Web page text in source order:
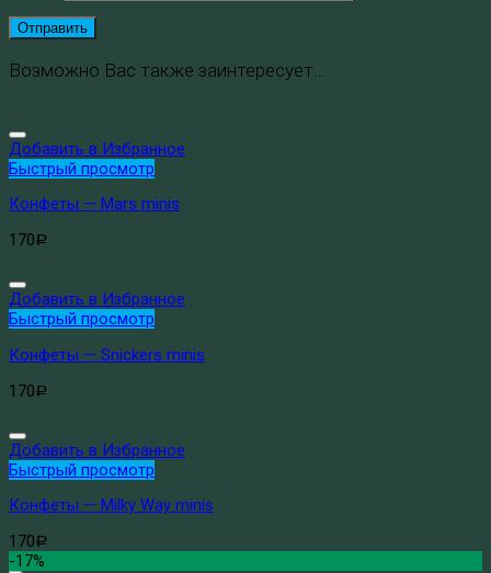
Возможно Вас также заинтересует…
Добавить в Избранное
Быстрый просмотр
Конфеты — Mars minis
170 Р
Добавить в Избранное
Быстрый просмотр
Конфеты — Snickers minis
170 Р
Добавить в Избранное
Быстрый просмотр
Конфеты — Milky Way minis
170 Р
-17%